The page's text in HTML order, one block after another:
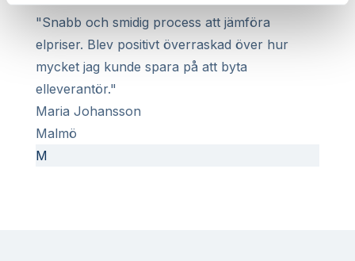
"Snabb och smidig process att jämföra
elpriser. Blev positivt överraskad över hur
mycket jag kunde spara på att byta
elleverantör."
Maria Johansson
Malmö
M